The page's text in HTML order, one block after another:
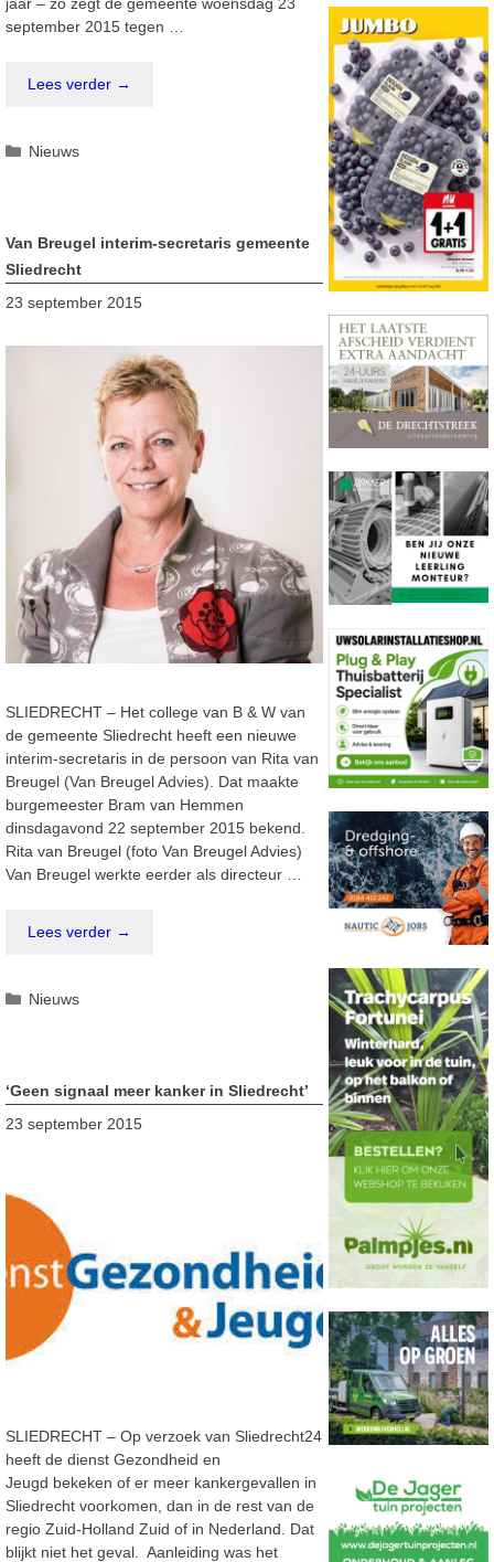
september 2015 tegen …
Lees verder →
Categorieën
Nieuws
Van Breugel interim-secretaris gemeente
Sliedrecht
23 september 2015
SLIEDRECHT – Het college van B & W van
de gemeente Sliedrecht heeft een nieuwe
interim-secretaris in de persoon van Rita van
Breugel (Van Breugel Advies). Dat maakte
burgemeester Bram van Hemmen
dinsdagavond 22 september 2015 bekend.
Rita van Breugel (foto Van Breugel Advies)
Van Breugel werkte eerder als directeur …
Lees verder →
Categorieën
Nieuws
‘Geen signaal meer kanker in Sliedrecht’
23 september 2015
SLIEDRECHT – Op verzoek van Sliedrecht24
heeft de dienst Gezondheid en
Jeugd bekeken of er meer kankergevallen in
Sliedrecht voorkomen, dan in de rest van de
regio Zuid-Holland Zuid of in Nederland. Dat
blijkt niet het geval. Aanleiding was het